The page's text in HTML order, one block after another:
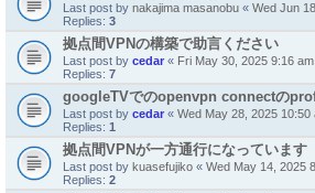
Last post by nakajima masanobu « Wed Jun
Replies: 3
拠点間VPNの構築で助言ください
Last post by cedar « Fri May 30, 2025 9:16 am
Replies: 7
googleTVでのopenvpn connectの
Last post by cedar « Wed May 28, 2025 10:50
Replies: 1
拠点間VPNが一方通行になっています
Last post by kuasefujiko « Wed May 14, 2025
Replies: 2